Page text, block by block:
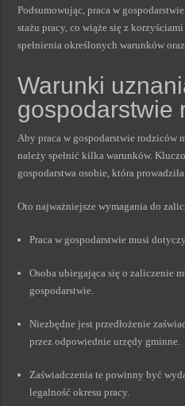
Podsumowując, praca w
stażu pracy, co wiąże się z
spełnienia określonych warunków
Warunki
gospodarstwie
Aby praca w gospodarstwie rodziców
należy spełnić kilka warunków.
gospodarstwa osobie, która
Oto najważniejsze wymagania do
Praca w gospodarstwie musi
Osoba ubiegająca się o zaliczenie
gospodarstwie.
Niezbędne jest przedłożenie
przez odpowiednie urzędy gminne.
Zaświadczenia te powinny być
legalność okresu pracy.